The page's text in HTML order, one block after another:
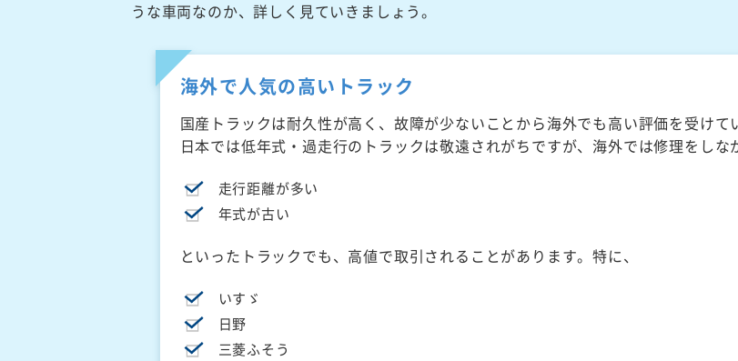
うな車両なのか、詳しく見ていきましょう。
海外で人気の高いトラック
国産トラックは耐久性が高く、故障が少ないことから海外でも高い評価を受けて
日本では低年式・過走行のトラックは敬遠されがちですが、海外では修理をしな
走行距離が多い
年式が古い
といったトラックでも、高値で取引されることがあります。特に、
いすゞ
日野
三菱ふそう